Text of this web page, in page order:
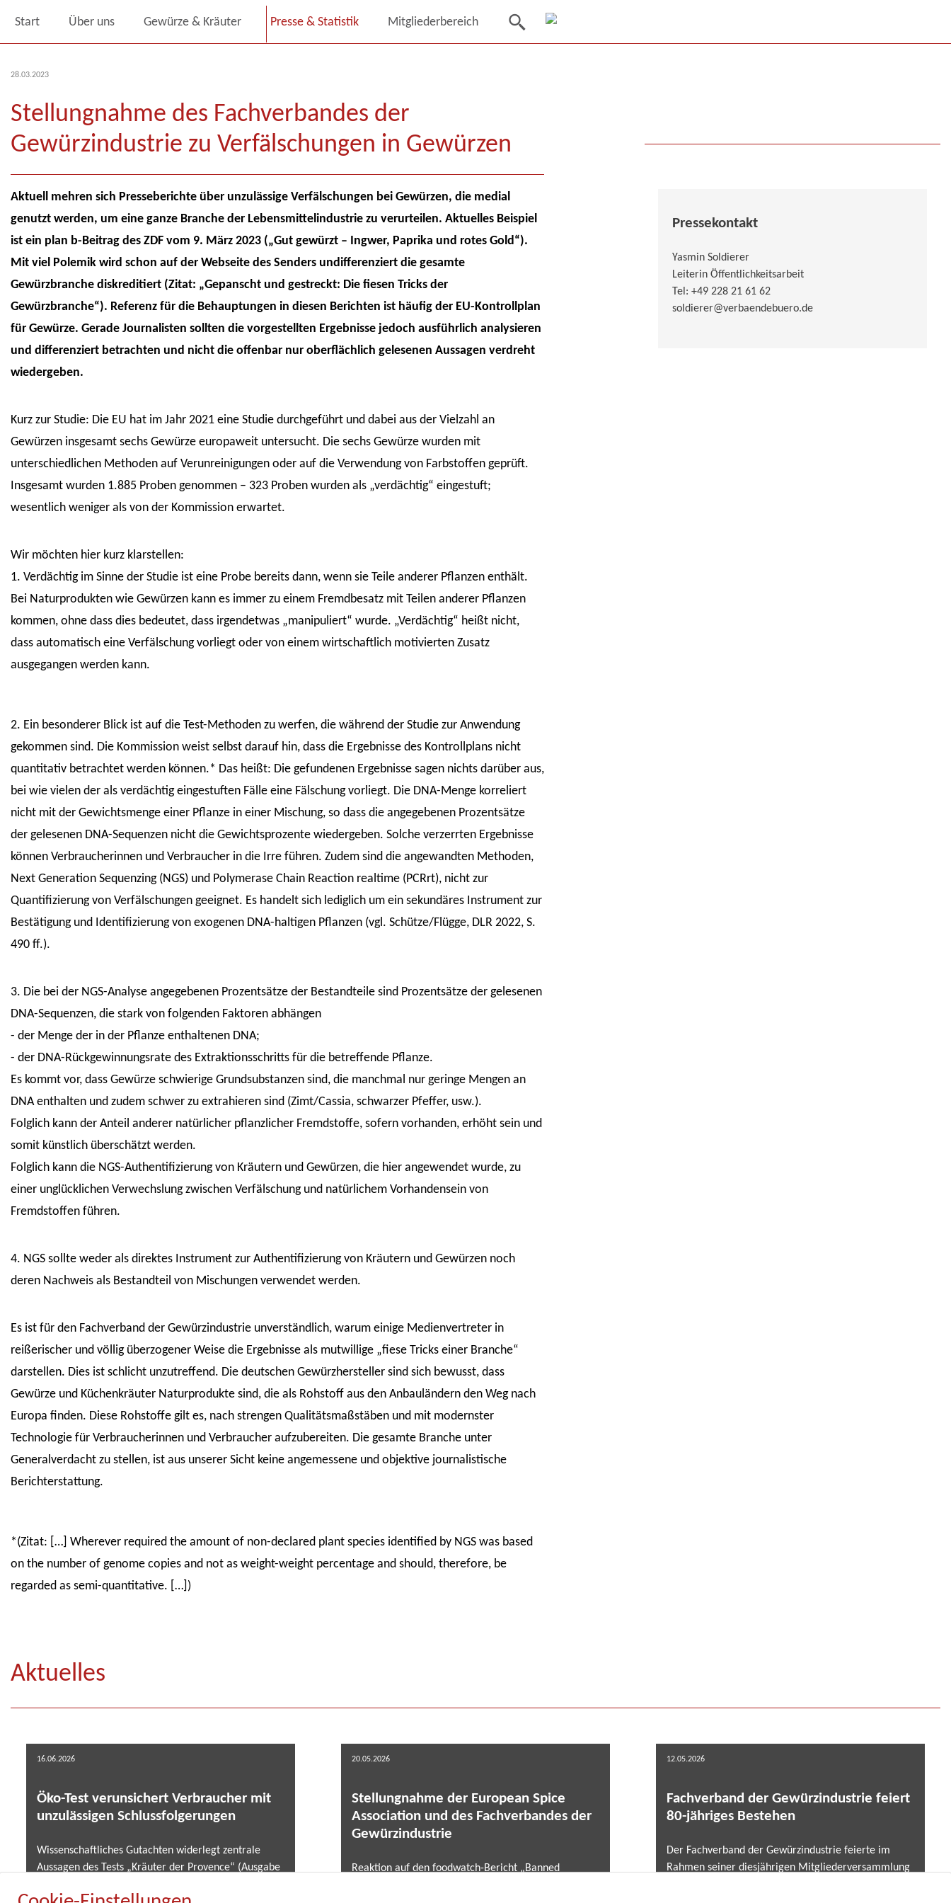
Start Über uns Gewürze & Kräuter Presse & Statistik Mitgliederbereich
28.03.2023
Stellungnahme des Fachverbandes der
Gewürzindustrie zu Verfälschungen in Gewürzen
Aktuell mehren sich Presseberichte über unzulässige Verfälschungen bei Gewürzen, die medial
genutzt werden, um eine ganze Branche der Lebensmittelindustrie zu verurteilen. Aktuelles Beispiel
ist ein plan b-Beitrag des ZDF vom 9. März 2023 („Gut gewürzt – Ingwer, Paprika und rotes Gold“).
Mit viel Polemik wird schon auf der Webseite des Senders undifferenziert die gesamte
Gewürzbranche diskreditiert (Zitat: „Gepanscht und gestreckt: Die fiesen Tricks der
Gewürzbranche“). Referenz für die Behauptungen in diesen Berichten ist häufig der EU-Kontrollplan
für Gewürze. Gerade Journalisten sollten die vorgestellten Ergebnisse jedoch ausführlich analysieren
und differenziert betrachten und nicht die offenbar nur oberflächlich gelesenen Aussagen verdreht
wiedergeben.
Kurz zur Studie: Die EU hat im Jahr 2021 eine Studie durchgeführt und dabei aus der Vielzahl an
Gewürzen insgesamt sechs Gewürze europaweit untersucht. Die sechs Gewürze wurden mit
unterschiedlichen Methoden auf Verunreinigungen oder auf die Verwendung von Farbstoffen geprüft.
Insgesamt wurden 1.885 Proben genommen – 323 Proben wurden als „verdächtig“ eingestuft;
wesentlich weniger als von der Kommission erwartet.
Wir möchten hier kurz klarstellen:
1. Verdächtig im Sinne der Studie ist eine Probe bereits dann, wenn sie Teile anderer Pflanzen enthält.
Bei Naturprodukten wie Gewürzen kann es immer zu einem Fremdbesatz mit Teilen anderer Pflanzen
kommen, ohne dass dies bedeutet, dass irgendetwas „manipuliert“ wurde. „Verdächtig“ heißt nicht,
dass automatisch eine Verfälschung vorliegt oder von einem wirtschaftlich motivierten Zusatz
ausgegangen werden kann.
2. Ein besonderer Blick ist auf die Test-Methoden zu werfen, die während der Studie zur Anwendung
gekommen sind. Die Kommission weist selbst darauf hin, dass die Ergebnisse des Kontrollplans nicht
quantitativ betrachtet werden können.* Das heißt: Die gefundenen Ergebnisse sagen nichts darüber aus,
bei wie vielen der als verdächtig eingestuften Fälle eine Fälschung vorliegt. Die DNA-Menge korreliert
nicht mit der Gewichtsmenge einer Pflanze in einer Mischung, so dass die angegebenen Prozentsätze
der gelesenen DNA-Sequenzen nicht die Gewichtsprozente wiedergeben. Solche verzerrten Ergebnisse
können Verbraucherinnen und Verbraucher in die Irre führen. Zudem sind die angewandten Methoden,
Next Generation Sequenzing (NGS) und Polymerase Chain Reaction realtime (PCRrt), nicht zur
Quantifizierung von Verfälschungen geeignet. Es handelt sich lediglich um ein sekundäres Instrument zur
Bestätigung und Identifizierung von exogenen DNA-haltigen Pflanzen (vgl. Schütze/Flügge, DLR 2022, S.
490 ff.).
3. Die bei der NGS-Analyse angegebenen Prozentsätze der Bestandteile sind Prozentsätze der gelesenen
DNA-Sequenzen, die stark von folgenden Faktoren abhängen
- der Menge der in der Pflanze enthaltenen DNA;
- der DNA-Rückgewinnungsrate des Extraktionsschritts für die betreffende Pflanze.
Es kommt vor, dass Gewürze schwierige Grundsubstanzen sind, die manchmal nur geringe Mengen an
DNA enthalten und zudem schwer zu extrahieren sind (Zimt/Cassia, schwarzer Pfeffer, usw.).
Folglich kann der Anteil anderer natürlicher pflanzlicher Fremdstoffe, sofern vorhanden, erhöht sein und
somit künstlich überschätzt werden.
Folglich kann die NGS-Authentifizierung von Kräutern und Gewürzen, die hier angewendet wurde, zu
einer unglücklichen Verwechslung zwischen Verfälschung und natürlichem Vorhandensein von
Fremdstoffen führen.
4. NGS sollte weder als direktes Instrument zur Authentifizierung von Kräutern und Gewürzen noch
deren Nachweis als Bestandteil von Mischungen verwendet werden.
Es ist für den Fachverband der Gewürzindustrie unverständlich, warum einige Medienvertreter in
reißerischer und völlig überzogener Weise die Ergebnisse als mutwillige „fiese Tricks einer Branche“
darstellen. Dies ist schlicht unzutreffend. Die deutschen Gewürzhersteller sind sich bewusst, dass
Gewürze und Küchenkräuter Naturprodukte sind, die als Rohstoff aus den Anbauländern den Weg nach
Europa finden. Diese Rohstoffe gilt es, nach strengen Qualitätsmaßstäben und mit modernster
Technologie für Verbraucherinnen und Verbraucher aufzubereiten. Die gesamte Branche unter
Generalverdacht zu stellen, ist aus unserer Sicht keine angemessene und objektive journalistische
Berichterstattung.
*(Zitat: […] Wherever required the amount of non-declared plant species identified by NGS was based
on the number of genome copies and not as weight-weight percentage and should, therefore, be
regarded as semi-quantitative. […])
Pressekontakt
Yasmin Soldierer
Leiterin Öffentlichkeitsarbeit
Tel: +49 228 21 61 62
soldierer@verbaendebuero.de
Aktuelles
16.06.2026
Öko-Test verunsichert Verbraucher mit
unzulässigen Schlussfolgerungen
Wissenschaftliches Gutachten widerlegt zentrale
Aussagen des Tests „Kräuter der Provence“ (Ausgabe
20.05.2026
Stellungnahme der European Spice
Association und des Fachverbandes der
Gewürzindustrie
Reaktion auf den foodwatch-Bericht „Banned
12.05.2026
Fachverband der Gewürzindustrie feiert
80-jähriges Bestehen
Der Fachverband der Gewürzindustrie feierte im
Rahmen seiner diesjährigen Mitgliederversammlung